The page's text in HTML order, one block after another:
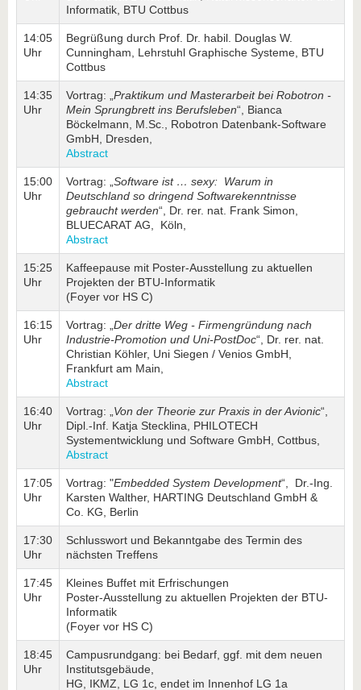
Informatik, BTU Cottbus
14:05
Uhr
Begrüßung durch Prof. Dr. habil. Douglas W.
Cunningham, Lehrstuhl Graphische Systeme, BTU
Cottbus
14:35
Uhr
Vortrag: „ Praktikum und Masterarbeit bei Robotron -
Mein Sprungbrett ins Berufsleben“, Bianca
Böckelmann, M.Sc., Robotron Datenbank-Software
GmbH, Dresden,
Abstract
15:00
Uhr
Vortrag: „ Software ist … sexy: Warum in
Deutschland so dringend Softwarekenntnisse
gebraucht werden“, Dr. rer. nat. Frank Simon,
BLUECARAT AG, Köln,
Abstract
15:25
Uhr
Kaffeepause mit Poster-Ausstellung zu aktuellen
Projekten der BTU-Informatik
(Foyer vor HS C)
16:15
Uhr
Vortrag: „ Der dritte Weg - Firmengründung nach
Industrie-Promotion und Uni-PostDoc“, Dr. rer. nat.
Christian Köhler, Uni Siegen / Venios GmbH,
Frankfurt am Main,
Abstract
16:40
Uhr
Vortrag: „ Von der Theorie zur Praxis in der Avionic“,
Dipl.-Inf. Katja Stecklina, PHILOTECH
Systementwicklung und Software GmbH, Cottbus,
Abstract
17:05
Uhr
Vortrag: "Embedded System Development“, Dr.-Ing.
Karsten Walther, HARTING Deutschland GmbH &
Co. KG, Berlin
17:30
Uhr
Schlusswort und Bekanntgabe des Termin des
nächsten Treffens
17:45
Uhr
Kleines Buffet mit Erfrischungen
Poster-Ausstellung zu aktuellen Projekten der BTU-
Informatik
(Foyer vor HS C)
18:45
Uhr
Campusrundgang: bei Bedarf, ggf. mit dem neuen
Institutsgebäude,
HG, IKMZ, LG 1c, endet im Innenhof LG 1a